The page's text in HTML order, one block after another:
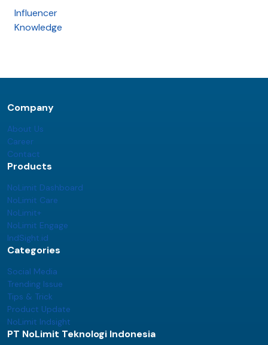
Influencer
Knowledge
Company
About Us
Career
Contact
Products
NoLimit Dashboard
NoLimit Care
NoLimit+
NoLimit Engage
IndSight.id
Categories
Social Media
Trending Issue
Tips & Trick
Product Update
NoLimit Indsight
PT NoLimit Teknologi Indonesia